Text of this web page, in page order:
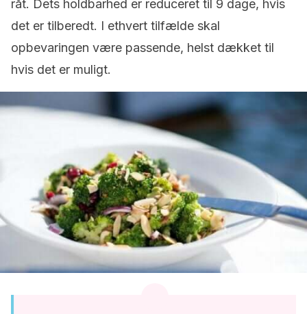
råt. Dets holdbarhed er reduceret til 9 dage, hvis
det er tilberedt. I ethvert tilfælde skal
opbevaringen være passende, helst dækket til
hvis det er muligt.